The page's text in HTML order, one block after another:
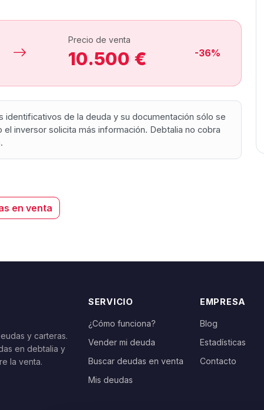
Precio de venta
10.500 € -36%
identificativos de la deuda y su documentación sólo se
inversor solicita más información. Debtalia no cobra
en venta
y carteras.
en debtalia y
la venta.
SERVICIO
¿Cómo funciona?
Vender mi deuda
Buscar deudas en venta
Mis deudas
EMPRESA
Blog
Estadísticas
Contacto